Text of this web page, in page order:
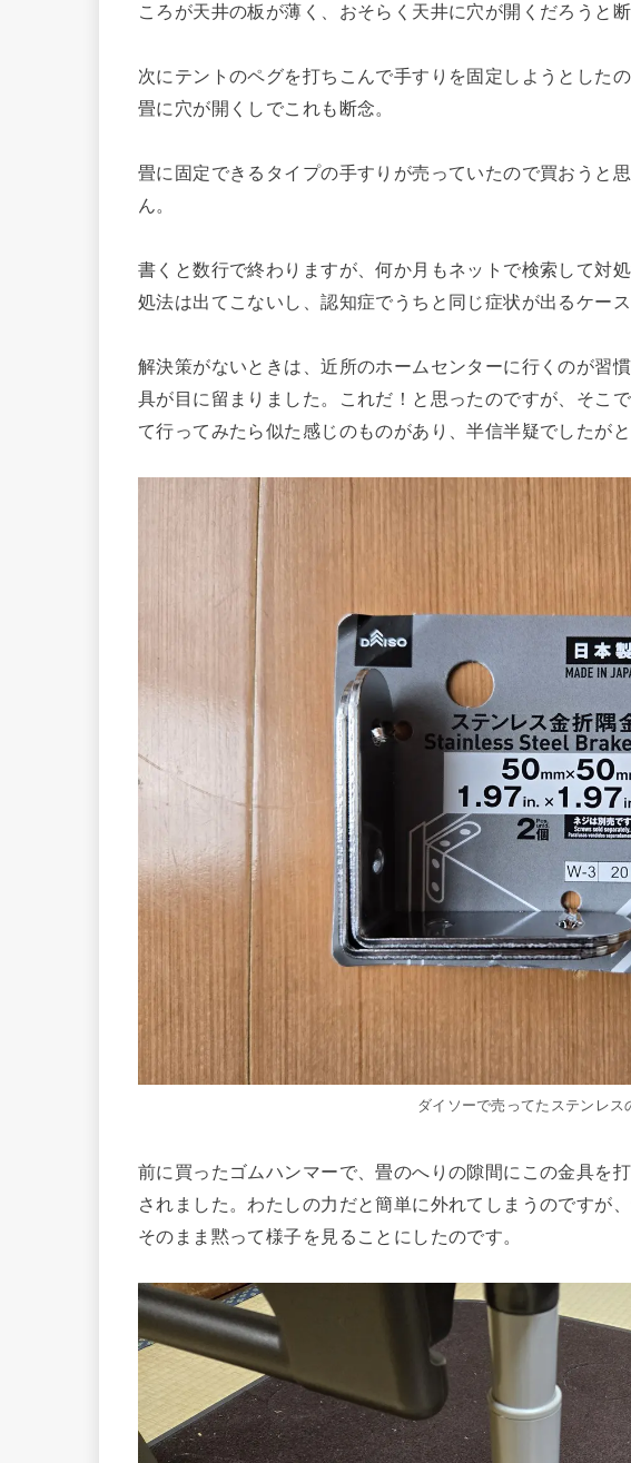
ころが天井の板が薄く、おそらく天井に穴が開くだろうと断
次にテントのペグを打ちこんで手すりを固定しようとした
畳に穴が開くしでこれも断念。
畳に固定できるタイプの手すりが売っていたので買おうと
ん。
書くと数行で終わりますが、何か月もネットで検索して対
処法は出てこないし、認知症でうちと同じ症状が出るケース
解決策がないときは、近所のホームセンターに行くのが習
具が目に留まりました。これだ！と思ったのですが、そこ
て行ってみたら似た感じのものがあり、半信半疑でしたがと
ダイソーで売ってたステンレス
前に買ったゴムハンマーで、畳のへりの隙間にこの金具を
されました。わたしの力だと簡単に外れてしまうのですが
そのまま黙って様子を見ることにしたのです。